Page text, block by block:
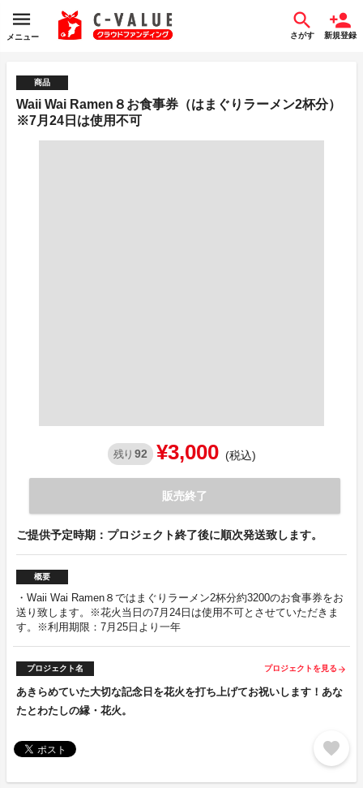
メニュー さがす 新規登録
商品
Waii Wai Ramen８お食事券（はまぐりラーメン2杯分）
※7月24日は使用不可
残り 92 ¥3,000 (税込)
販売終了
ご提供予定時期：プロジェクト終了後に順次発送致します。
概要
・Waii Wai Ramen８ではまぐりラーメン2杯分約3200のお食事券をお
送り致します。※花火当日の7月24日は使用不可とさせていただきま
す。※利用期限：7月25日より一年
プロジェクト名 プロジェクトを見る arrow_forward
あきらめていた大切な記念日を花火を打ち上げてお祝いします！あな
たとわたしの縁・花火。
favorite